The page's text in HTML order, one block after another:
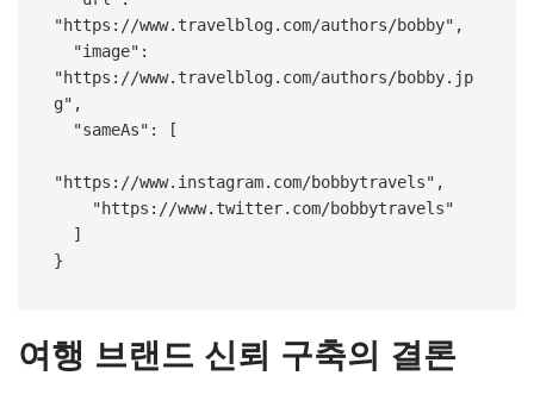
"https://www.travelblog.com/authors/bobby",
"https://www.travelblog.com/authors/bobby.jp
g",
"https://www.instagram.com/bobbytravels",
여행 브랜드 신뢰 구축의 결론